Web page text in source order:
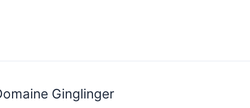
Ginglinger